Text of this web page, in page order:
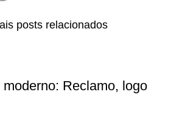
posts relacionados
Reclamo, logo